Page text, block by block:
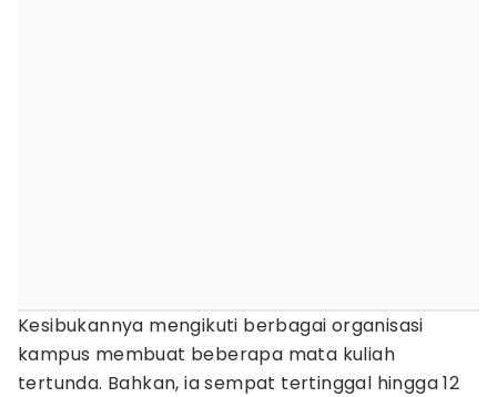
Kesibukannya mengikuti berbagai organisasi
kampus membuat beberapa mata kuliah
tertunda. Bahkan, ia sempat tertinggal hingga 12